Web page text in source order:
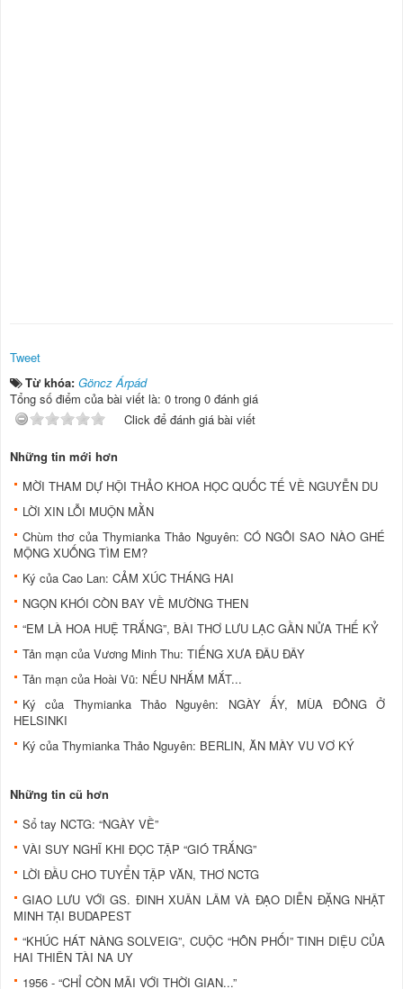
Tweet
Từ khóa: Göncz Árpád
Tổng số điểm của bài viết là: 0 trong 0 đánh giá
Click để đánh giá bài viết
Những tin mới hơn
MỜI THAM DỰ HỘI THẢO KHOA HỌC QUỐC TẾ VỀ NGUYỄN DU
LỜI XIN LỖI MUỘN MẰN
Chùm thơ của Thymianka Thảo Nguyên: CÓ NGÔI SAO NÀO GHÉ
MỘNG XUỐNG TÌM EM?
Ký của Cao Lan: CẢM XÚC THÁNG HAI
NGỌN KHÓI CÒN BAY VỀ MƯỜNG THEN
“EM LÀ HOA HUỆ TRẮNG”, BÀI THƠ LƯU LẠC GẦN NỬA THẾ KỶ
Tản mạn của Vương Minh Thu: TIẾNG XƯA ĐÂU ĐÂY
Tản mạn của Hoài Vũ: NẾU NHẮM MẮT...
Ký của Thymianka Thảo Nguyên: NGÀY ẤY, MÙA ĐÔNG Ở
HELSINKI
Ký của Thymianka Thảo Nguyên: BERLIN, ĂN MÀY VU VƠ KÝ
Những tin cũ hơn
Sổ tay NCTG: “NGÀY VỀ”
VÀI SUY NGHĨ KHI ĐỌC TẬP “GIÓ TRẮNG”
LỜI ĐẦU CHO TUYỂN TẬP VĂN, THƠ NCTG
GIAO LƯU VỚI GS. ĐINH XUÂN LÂM VÀ ĐẠO DIỄN ĐẶNG NHẬT
MINH TẠI BUDAPEST
“KHÚC HÁT NÀNG SOLVEIG”, CUỘC “HÔN PHỐI” TINH DIỆU CỦA
HAI THIÊN TÀI NA UY
1956 - “CHỈ CÒN MÃI VỚI THỜI GIAN...”